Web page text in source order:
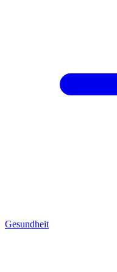
Gesundheit